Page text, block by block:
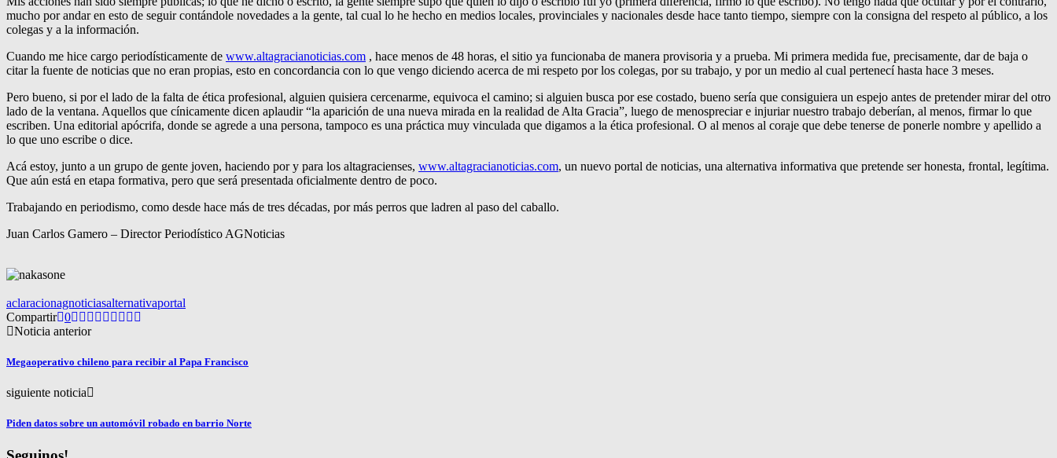
mucho por andar en esto de seguir contándole novedades a la gente, tal cual lo he hecho en medios locales, provinciales y nacionales desde hace tanto tiempo, siempre con la consigna del respeto al público, a los
colegas y a la información.
Cuando me hice cargo periodísticamente de www.altagracianoticias.com , hace menos de 48 horas, el sitio ya funcionaba de manera provisoria y a prueba. Mi primera medida fue, precisamente, dar de baja o
citar la fuente de noticias que no eran propias, esto en concordancia con lo que vengo diciendo acerca de mi respeto por los colegas, por su trabajo, y por un medio al cual pertenecí hasta hace 3 meses.
Pero bueno, si por el lado de la falta de ética profesional, alguien quisiera cercenarme, equivoca el camino; si alguien busca por ese costado, bueno sería que consiguiera un espejo antes de pretender mirar del otro
lado de la ventana. Aquellos que cínicamente dicen aplaudir “la aparición de una nueva mirada en la realidad de Alta Gracia”, luego de menospreciar e injuriar nuestro trabajo deberían, al menos, firmar lo que
escriben. Una editorial apócrifa, donde se agrede a una persona, tampoco es una práctica muy vinculada que digamos a la ética profesional. O al menos al coraje que debe tenerse de ponerle nombre y apellido a
lo que uno escribe o dice.
Acá estoy, junto a un grupo de gente joven, haciendo por y para los altagracienses, www.altagracianoticias.com, un nuevo portal de noticias, una alternativa informativa que pretende ser honesta, frontal, legítima.
Que aún está en etapa formativa, pero que será presentada oficialmente dentro de poco.
Trabajando en periodismo, como desde hace más de tres décadas, por más perros que ladren al paso del caballo.
Juan Carlos Gamero – Director Periodístico AGNoticias
aclaracionagnoticiasalternativaportal
Compartir 0
Noticia anterior
Megaoperativo chileno para recibir al Papa Francisco
siguiente noticia
Piden datos sobre un automóvil robado en barrio Norte